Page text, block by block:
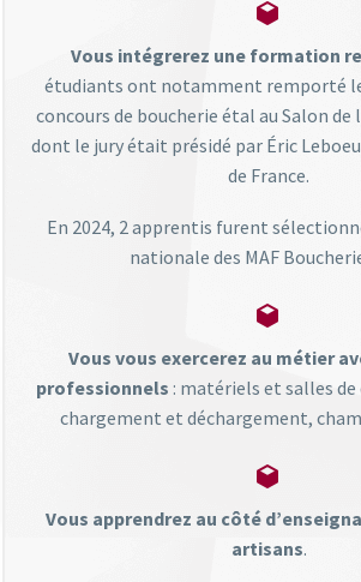


Vous intégrerez une formation
étudiants ont notamment remporté
concours de boucherie étal au Salon de
dont le jury était présidé par Éric
de France.
En 2024, 2 apprentis furent
nationale des MAF


Vous vous exercerez au métier
professionnels : matériels et salles de
chargement et déchargement,


Vous apprendrez au côté
artisans.